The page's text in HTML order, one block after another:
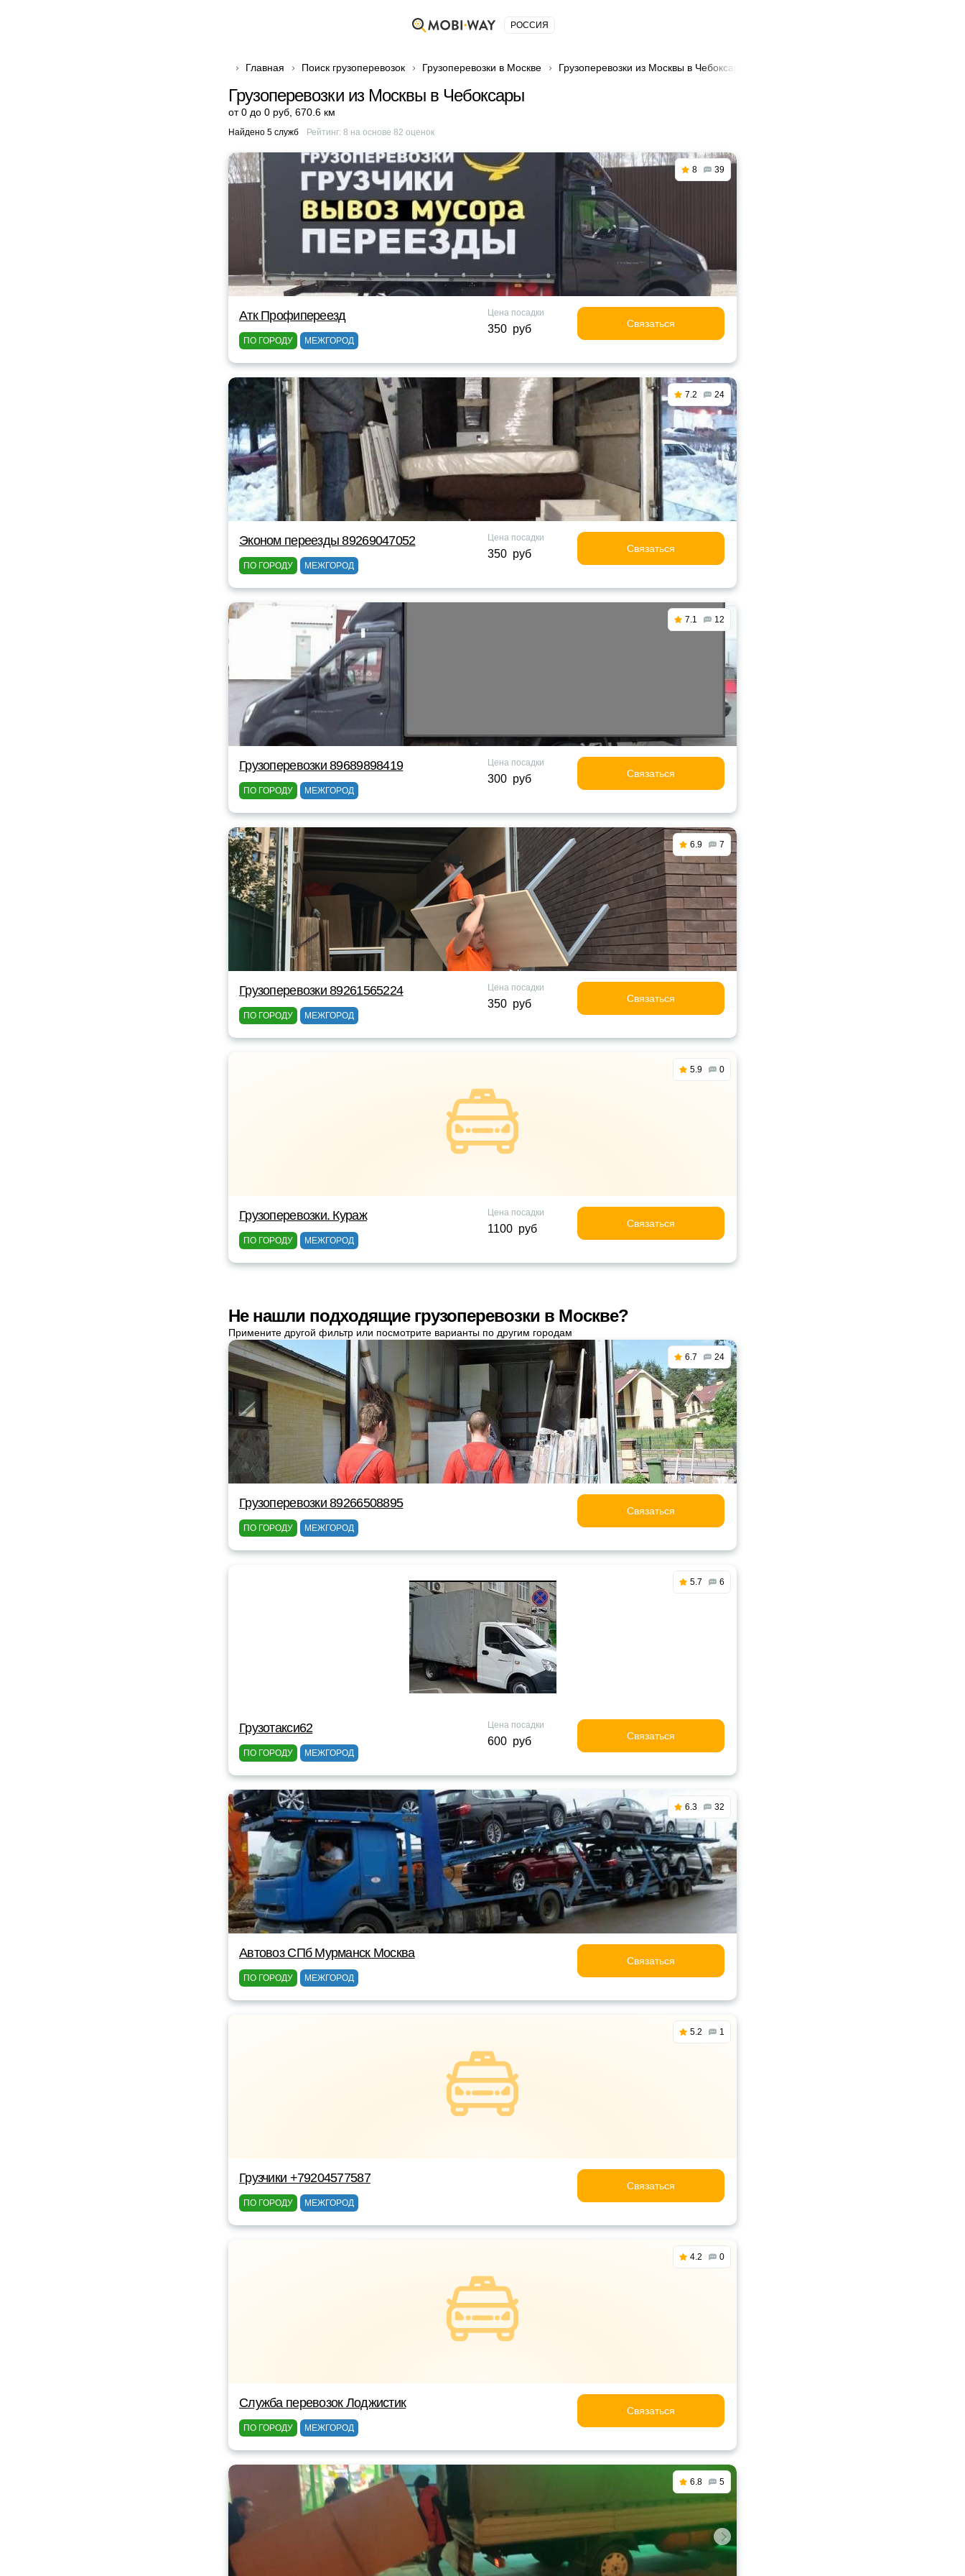
РОССИЯ
Главная Поиск грузоперевозок Грузоперевозки в Москве Грузоперевозки из Москвы в Чебоксары
Грузоперевозки из Москвы в Чебоксары
от 0 до 0 руб 670.6 км
Найдено 5 служб Рейтинг: 8 на основе 82 оценок
8 39
Атк Профипереезд
ПО ГОРОДУ МЕЖГОРОД
Цена посадки
350 руб Связаться
7.2 24
Эконом переезды 89269047052
ПО ГОРОДУ МЕЖГОРОД
Цена посадки
350 руб Связаться
7.1 12
Грузоперевозки 89689898419
ПО ГОРОДУ МЕЖГОРОД
Цена посадки
300 руб Связаться
6.9 7
Грузоперевозки 89261565224
ПО ГОРОДУ МЕЖГОРОД
Цена посадки
350 руб Связаться
5.9 0
Грузоперевозки. Кураж
ПО ГОРОДУ МЕЖГОРОД
Цена посадки
1100 руб Связаться
Не нашли подходящие грузоперевозки в Москве?
Примените другой фильтр или посмотрите варианты по другим городам
6.7 24
Грузоперевозки 89266508895
ПО ГОРОДУ МЕЖГОРОД
Связаться
5.7 6
Грузотакси62
ПО ГОРОДУ МЕЖГОРОД
Цена посадки
600 руб Связаться
6.3 32
Автовоз СПб Мурманск Москва
ПО ГОРОДУ МЕЖГОРОД
Связаться
5.2 1
Грузчики +79204577587
ПО ГОРОДУ МЕЖГОРОД
Связаться
4.2 0
Служба перевозок Лоджистик
ПО ГОРОДУ МЕЖГОРОД
Связаться
6.8 5